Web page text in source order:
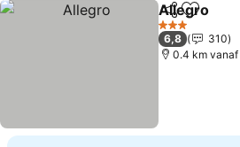
Delen
Allegro
3 Sterren
6,8
310
0.4 km vanaf